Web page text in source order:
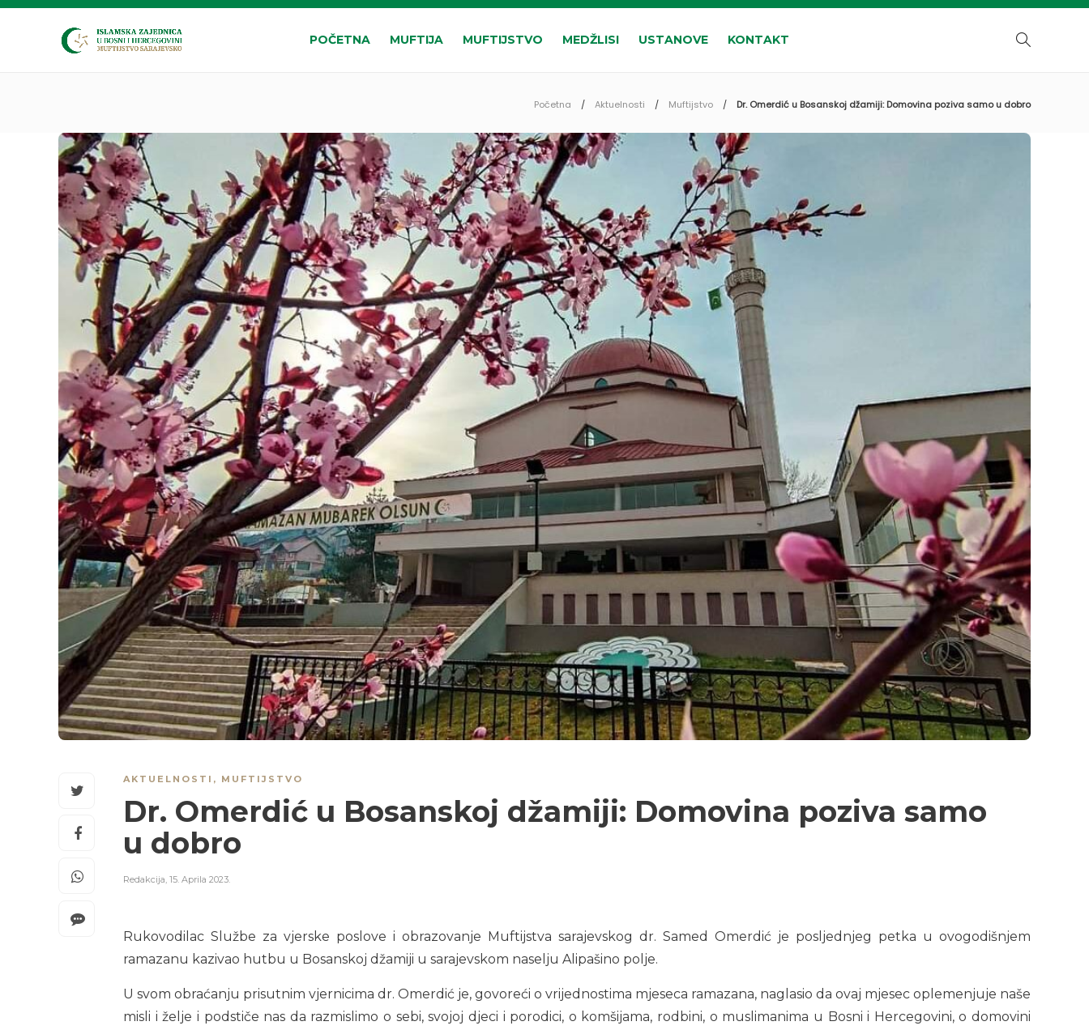
POČETNA MUFTIJA MUFTIJSTVO MEDŽLISI USTANOVE KONTAKT
Početna Aktuelnosti Muftijstvo Dr. Omerdić u Bosanskoj džamiji: Domovina poziva samo u dobro
AKTUELNOSTI , MUFTIJSTVO
Dr. Omerdić u Bosanskoj džamiji: Domovina poziva samo
u dobro
Redakcija, 15. Aprila 2023.
Rukovodilac Službe za vjerske poslove i obrazovanje Muftijstva sarajevskog dr. Samed Omerdić je posljednjeg petka u ovogodišnjem
ramazanu kazivao hutbu u Bosanskoj džamiji u sarajevskom naselju Alipašino polje.
U svom obraćanju prisutnim vjernicima dr. Omerdić je, govoreći o vrijednostima mjeseca ramazana, naglasio da ovaj mjesec oplemenjuje naše
misli i želje i podstiče nas da razmislimo o sebi, svojoj djeci i porodici, o komšijama, rodbini, o muslimanima u Bosni i Hercegovini, o domovini